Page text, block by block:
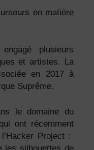
en matière
plusieurs
et artistes. La
en 2017 à
Suprême.
le domaine du
ont récemment
Project :